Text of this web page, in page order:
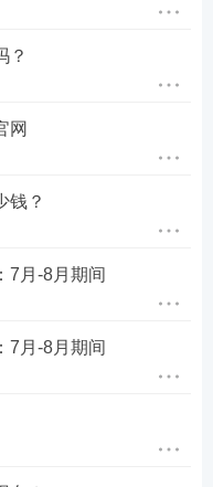
？
网
钱？
7月-8月期间
7月-8月期间